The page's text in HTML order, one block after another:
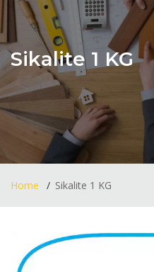
Sikalite 1 KG
Home Sikalite 1 KG